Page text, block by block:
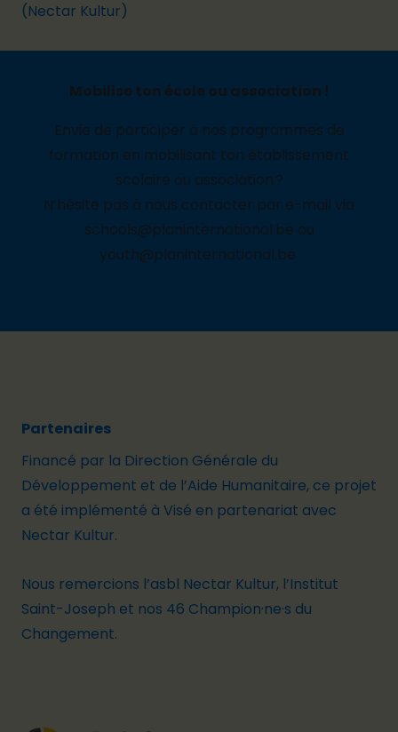
(Nectar Kultur)
Mobilise ton école ou association !
Envie de participer à nos programmes de
formation en mobilisant ton établissement
scolaire ou association ?
N’hésite pas à nous contacter par e-mail via
schools@planinternational.be ou
youth@planinternational.be
Partenaires
Financé par la Direction Générale du
Développement et de l’Aide Humanitaire, ce projet
a été implémenté à Visé en partenariat avec
Nectar Kultur.
Nous remercions l’asbl Nectar Kultur, l’Institut
Saint-Joseph et nos 46 Champion·ne·s du
Changement.